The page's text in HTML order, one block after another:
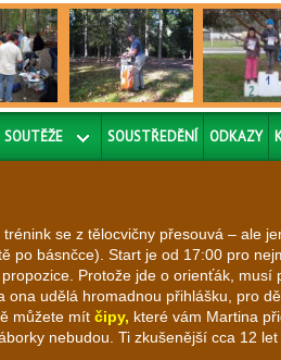
SOUTĚŽE SOUSTŘEDĚNÍ ODKAZY
se z tělocvičny přesouvá – ale
po básnčce). Start je od 17:00 pro
Protože jde o orienťák,
udělá hromadnou přihlášku, pro
můžete mít čipy, které vám Martina
nebudou. Ti zkušenější cca 12